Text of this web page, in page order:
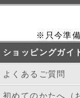
※只今準
ショッピングガイ
よくあるご質問
初めてのかたへ（